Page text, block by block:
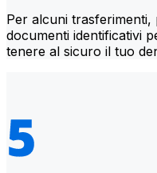
Per alcuni
documenti identificativi
tenere al sicuro il tuo